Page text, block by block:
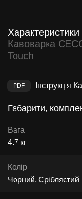
Характеристики
Кавоварка
Touch
Габарити,
Вага
4.7 кг
Колір
Чорний Сріблястий